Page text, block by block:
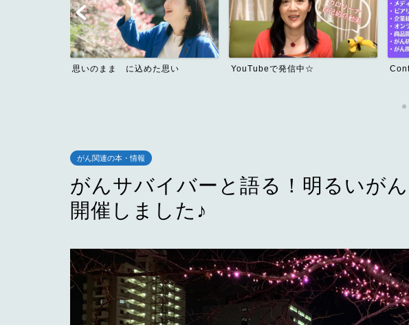
思いのまま に込めた思い YouTubeで発信中☆
がん関連の本・情報
がんサバイバーと語る！明るいが
開催しました♪